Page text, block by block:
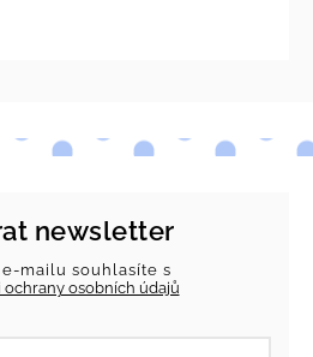
newsletter
mailu souhlasíte s
osobních údajů